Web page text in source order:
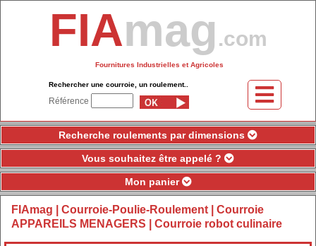
FIAmag .com
Fournitures Industrielles et Agricoles
Rechercher une courroie, un roulement..
Référence
FIAmag Courroie-Poulie-Roulement
Courroie
APPAREILS MENAGERS | Courroie robot culinaire
Recherche roulements par dimensions
Vous souhaitez être appelé ?
Mon panier